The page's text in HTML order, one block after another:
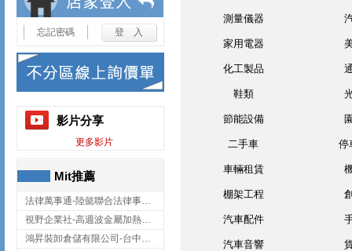
忘記密碼
影片分享
更多影片
Mit推薦
法律萬事通-陸懿聯合法律事務所
視野企業社-高週波金屬加熱設備,彰化高週波金屬加熱設備
鴻昇裝卸倉儲有限公司-台中貨櫃裝卸
測量儀器
家用電器
化工製品
鞋類
節能設備
二手車 停
車輛租賃
棚架工程
汽車配件
汽車音響